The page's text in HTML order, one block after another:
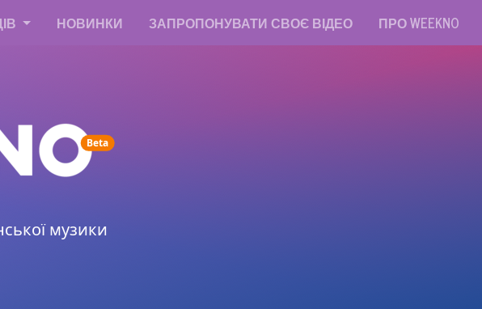
НОВИНКИ ЗАПРОПОНУВАТИ СВОЄ ВІДЕО ПРО WEEKNO
Betaunread messages
музики